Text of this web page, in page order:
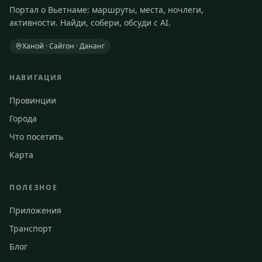
Портал о Вьетнаме: маршруты, места, ночлеги,
активности. Найди, собери, обсуди с AI.
Ханой · Сайгон · Дананг
НАВИГАЦИЯ
Провинции
Города
Что посетить
Карта
ПОЛЕЗНОЕ
Приложения
Транспорт
Блог